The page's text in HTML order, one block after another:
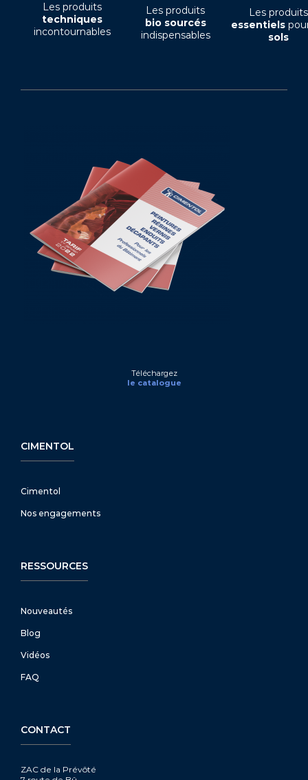
Les produits
techniques
incontournables
Les produits
bio sourcés
indispensables
Les produits
essentiels
sols
Téléchargez
le catalogue
CIMENTOL
Cimentol
Nos engagements
RESSOURCES
Nouveautés
Blog
Vidéos
FAQ
CONTACT
ZAC de la Prévôté